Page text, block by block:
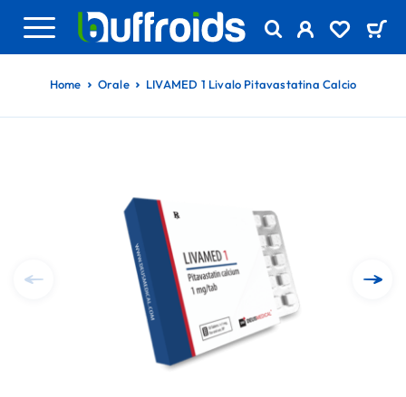
Home Orale LIVAMED 1 Livalo Pitavastatina Calcio